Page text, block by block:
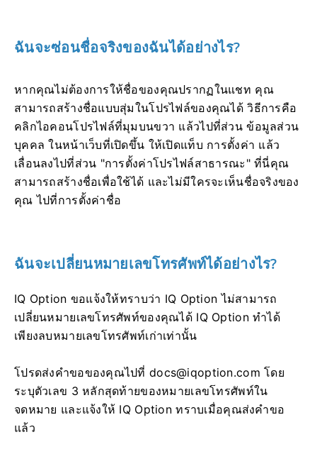
ฉันจะซ่อนชื่อจริงของฉันได้อย่างไร?
หากคุณไม่ต้องการให้ชื่อของคุณปรากฏในแชท คุณ
สามารถสร้างชื่อแบบสุ่มในโปรไฟล์ของคุณได้ วิธีการคือ
คลิกไอคอนโปรไฟล์ที่มุมบนขวา แล้วไปที่ส่วน ข้อมูลส่วน
บุคคล ในหน้าเว็บที่เปิดขึ้น ให้เปิดแท็บ การตั้งค่า แล้ว
เลื่อนลงไปที่ส่วน "การตั้งค่าโปรไฟล์สาธารณะ" ที่นี่คุณ
สามารถสร้างชื่อเพื่อใช้ได้ และไม่มีใครจะเห็นชื่อจริงของ
คุณ ไปที่การตั้งค่าชื่อ
ฉันจะเปลี่ยนหมายเลขโทรศัพท์ได้อย่างไร?
IQ Option ขอแจ้งให้ทราบว่า IQ Option ไม่สามารถ
เปลี่ยนหมายเลขโทรศัพท์ของคุณได้ IQ Option ทำได้
เพียงลบหมายเลขโทรศัพท์เก่าเท่านั้น
โปรดส่งคำขอของคุณไปที่docs@iqoption.com โดย
ระบุตัวเลข 3 หลักสุดท้ายของหมายเลขโทรศัพท์ใน
จดหมาย และแจ้งให้ IQ Option ทราบเมื่อคุณส่งคำขอ
แล้ว